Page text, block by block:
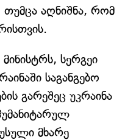
თუმცა აღნიშნა, რომ
სერგეი
საგანგებო
გარეშეც უკრაინა
მხარე